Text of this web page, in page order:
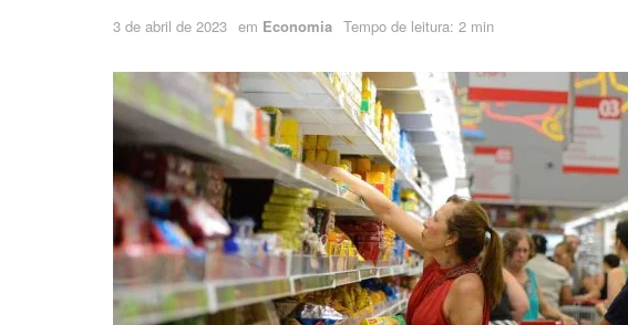
3 de abril de 2023 em Economia Tempo de leitura: 2 min